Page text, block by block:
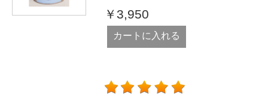
￥3,950
カートに入れる